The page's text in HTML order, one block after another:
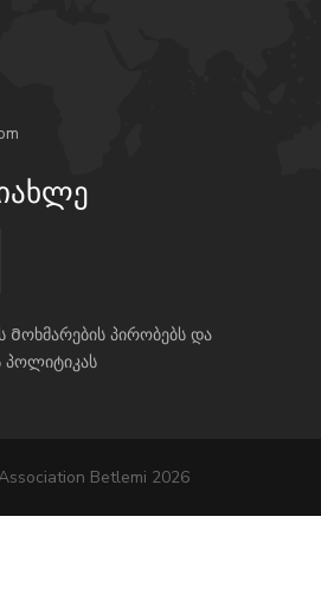
Მოხმარების პირობებს და
Betlemi 2026